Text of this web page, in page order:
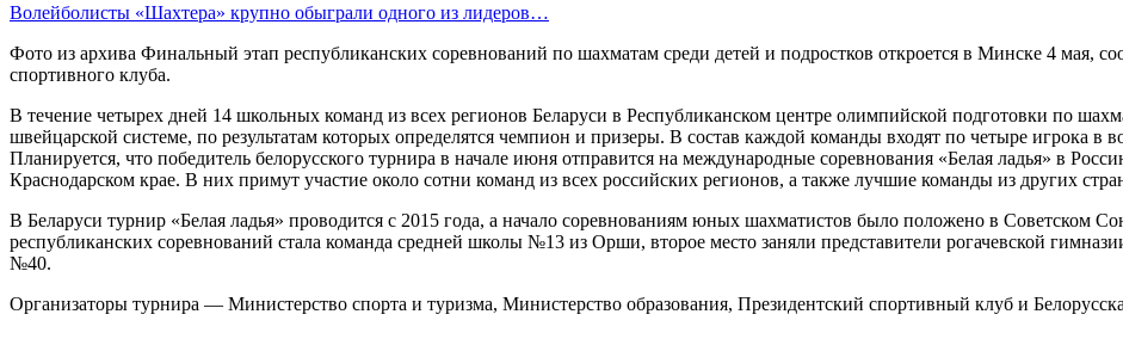
Волейболисты «Шахтера» крупно обыграли одного из лидеров…
Фото из архива Финальный этап республиканских соревнований по шахматам среди детей и подростков откроется в Минске 4 мая,
спортивного клуба.
В течение четырех дней 14 школьных команд из всех регионов Беларуси в Республиканском центре олимпийской подготовки по
швейцарской системе, по результатам которых определятся чемпион и призеры. В состав каждой команды входят по четыре игрока в
Планируется, что победитель белорусского турнира в начале июня отправится на международные соревнования «Белая ладья» в
Краснодарском крае. В них примут участие около сотни команд из всех российских регионов, а также лучшие команды из других
В Беларуси турнир «Белая ладья» проводится с 2015 года, а начало соревнованиям юных шахматистов было положено в Советском
республиканских соревнований стала команда средней школы №13 из Орши, второе место заняли представители рогачевской
№40.
Организаторы турнира — Министерство спорта и туризма, Министерство образования, Президентский спортивный клуб и